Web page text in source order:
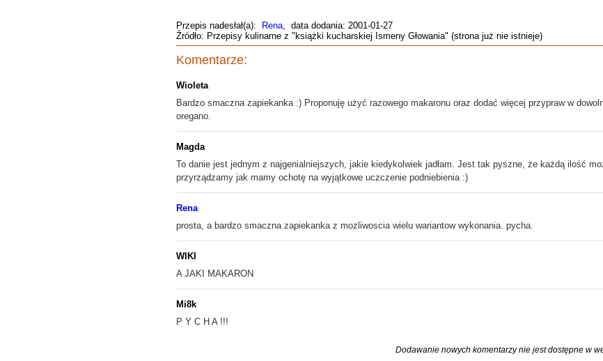
Przepis nadesłał(a): Rena, data dodania: 2001-01-27
Źródło: Przepisy kulinarne z "książki kucharskiej Ismeny Głowania" (strona już nie istnieje)
Komentarze:
Wioleta
Bardzo smaczna zapiekanka :) Proponuję użyć razowego makaronu oraz dodać więcej przypraw w
oregano.
Magda
To danie jest jednym z najgenialniejszych, jakie kiedykolwiek jadłam. Jest tak pyszne, że każdą ilość
przyrządzamy jak mamy ochotę na wyjątkowe uczczenie podniebienia :)
Rena
prosta, a bardzo smaczna zapiekanka z mozliwoscia wielu wariantow wykonania. pycha.
WIKI
A JAKI MAKARON
Mi8k
P Y C H A !!!
Dodawanie nowych komentarzy nie jest dostępne w